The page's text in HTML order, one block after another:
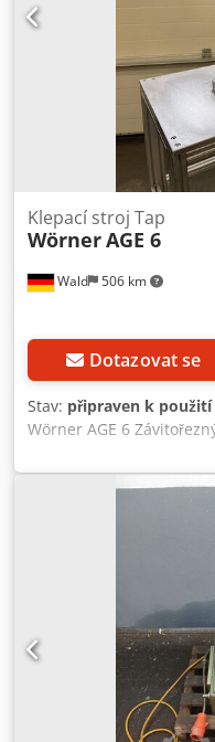
Wald 506 km
Klepací stroj Tap
WörnerAGE 6
Dotazovat se
Stav: připraven k
Wörner AGE 6
Hloubka závitu:
Nožní ovládání Možnost
Potřeba místa: cca 650
Můžete se zastavit na
zajistit cenově
řádnou fakturu. Pro
fakturu v čisté výši.
předchozí prodej.
naše další nabídky.
jsou majetkem jejich
identifikaci a popisu
údajů a chyby v popisu
jsou vyhrazeny Djdjukq